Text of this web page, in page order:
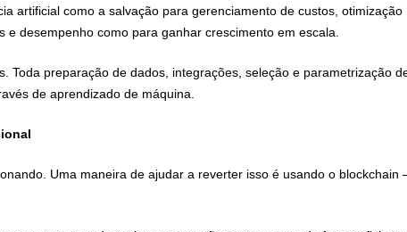
artificial como a salvação para gerenciamento de custos, otimização
desempenho como para ganhar crescimento em escala.
Toda preparação de dados, integrações, seleção e parametrização
de aprendizado de máquina.
Uma maneira de ajudar a reverter isso é usando o blockchain